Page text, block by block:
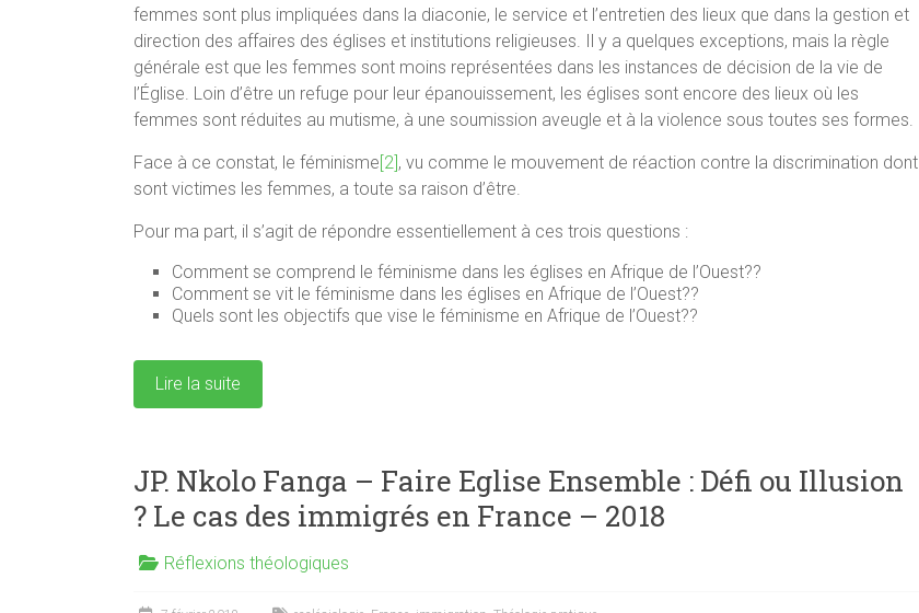
femmes sont plus impliquées dans la diaconie, le service et l’entretien des lieux que dans la gestion et
direction des affaires des églises et institutions religieuses. Il y a quelques exceptions, mais la règle
générale est que les femmes sont moins représentées dans les instances de décision de la vie de
l’Église. Loin d’être un refuge pour leur épanouissement, les églises sont encore des lieux où les
femmes sont réduites au mutisme, à une soumission aveugle et à la violence sous toutes ses formes.
Face à ce constat, le féminisme[2], vu comme le mouvement de réaction contre la discrimination dont
sont victimes les femmes, a toute sa raison d’être.
Pour ma part, il s’agit de répondre essentiellement à ces trois questions :
Comment se comprend le féminisme dans les églises en Afrique de l’Ouest??
Comment se vit le féminisme dans les églises en Afrique de l’Ouest??
Quels sont les objectifs que vise le féminisme en Afrique de l’Ouest??
Lire la suite
JP. Nkolo Fanga – Faire Eglise Ensemble : Défi ou Illusion
? Le cas des immigrés en France – 2018
Réflexions théologiques